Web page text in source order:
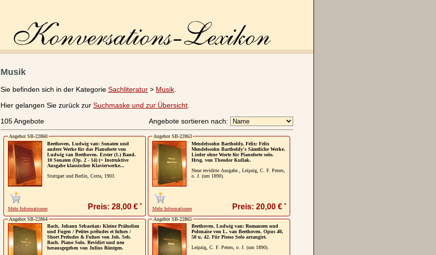
Musik
Sie befinden sich in der Kategorie Sachliteratur > Musik
Hier gelangen Sie zurück zur Suchmaske und zur Übersicht
105 Angebote
Angebote sortieren nach:
Angebot SB-22860
Beethoven, Ludwig van: Sonaten und
andere Werke für das Pianoforte von
Ludwig van Beethoven. Erster (1.) Band.
10 Sonaten (Op. 2 - 14) (= Instruktive
Ausgabe klassischer Klavierwerke...
Stuttgart und Berlin, Cotta, 1903.
Mehr Informationen Preis: 28,00 € *
Angebot SB-22863
Mendelssohn Bartholdy, Felix: Felix
Mendelssohn Bartholdy's Sämtliche Werke.
Lieder ohne Worte für Pianoforte solo.
Hrsg. von Theodor Kullak.
Neue revidirte Ausgabe., Leipzig, C. F. Peters,
o. J. (um 1890).
Mehr Informationen Preis: 20,00 € *
Angebot SB-22864
Bach, Johann Sebastian: Kleine Präludien
und Fugen / Petites préludes et fufues /
Short Preludes & Fufues von Joh. Seb.
Bach. Piano Solo. Revidirt und neu
herausgegeben von Julius Röntgen.
Angebot SB-22865
Beethoven, Ludwig van: Romanzen und
Polonaise von L. van Beethoven. Opus 40,
50 u. 42. Für Piono Solo arrangirt.
Leipzig, C. F. Peters, o. J. (um 1890).